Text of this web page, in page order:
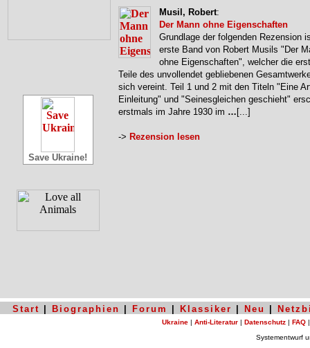
Save Ukraine!
Musil, Robert:
Der Mann ohne Eigenschaften
Grundlage der folgenden Rezension
erste Band von Robert Musils "Der
ohne Eigenschaften", welcher die
Teile des unvollendet gebliebenen
sich vereint. Teil 1 und 2 mit den Titeln "Eine
Einleitung" und "Seinesgleichen geschieht"
erstmals im Jahre 1930 im … [...]
-> Rezension lesen
Start Biographien Forum Klassiker Neu
Ukraine | Anti-Literatur | Datenschutz | FAQ
Systementwurf